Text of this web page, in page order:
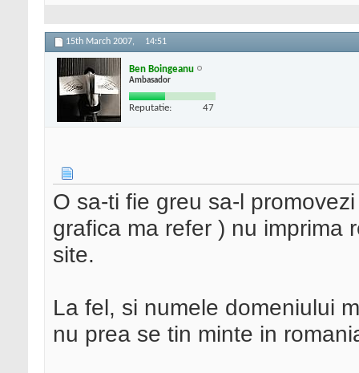
15th March 2007, 14:51
Ben Boingeanu
Ambasador
Reputatie: 47
O sa-ti fie greu sa-l
grafica ma refer ) nu imprima
site.
La fel, si numele domeniului
nu prea se tin minte in